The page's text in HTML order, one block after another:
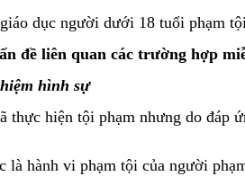
dục người dưới 18 tuổi phạm
đề liên quan các trường hợp
hình sự
thực hiện tội phạm nhưng do đáp
hành vi phạm tội của người